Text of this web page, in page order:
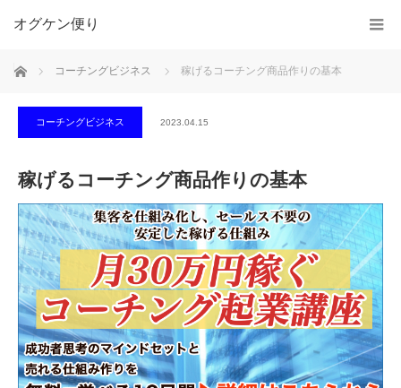
オグケン便り
ホーム コーチングビジネス 稼げるコーチング商品作りの基本
コーチングビジネス 2023.04.15
稼げるコーチング商品作りの基本